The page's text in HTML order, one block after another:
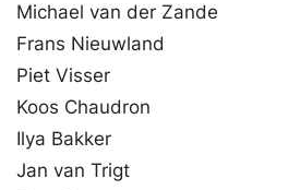
Michael van der Zande
Frans Nieuwland
Piet Visser
Koos Chaudron
Ilya Bakker
Jan van Trigt